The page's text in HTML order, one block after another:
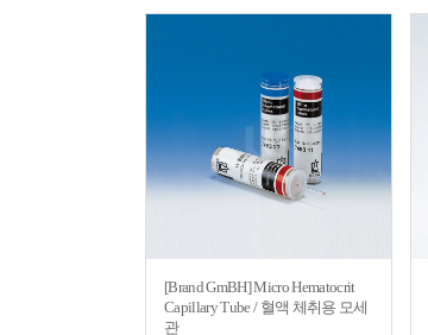
[Brand GmBH] Micro Hematocrit
Capillary Tube / 혈액 체취용 모세
관